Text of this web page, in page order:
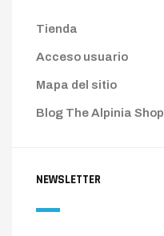
Tienda
Acceso usuario
Mapa del sitio
Blog The Alpinia Shop
NEWSLETTER